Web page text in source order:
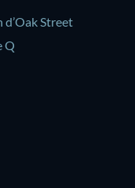
d’Oak Street
Q